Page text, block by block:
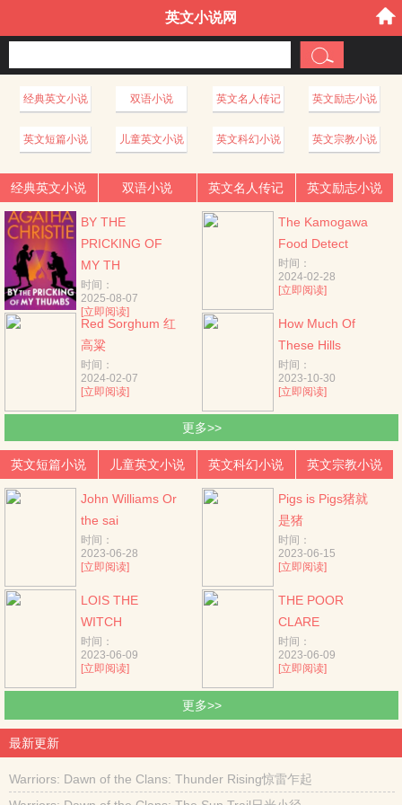
英文小说网
经典英文小说 双语小说 英文名人传记 英文励志小说
英文短篇小说 儿童英文小说 英文科幻小说 英文宗教小说
经典英文小说 双语小说 英文名人传记 英文励志小说
BY THE
PRICKING OF
MY TH
时间：
2025-08-07
[立即阅读]
The Kamogawa
Food Detect
时间：
2024-02-28
[立即阅读]
Red Sorghum 红
高粱
时间：
2024-02-07
[立即阅读]
How Much Of
These Hills
时间：
2023-10-30
[立即阅读]
更多>>
英文短篇小说 儿童英文小说 英文科幻小说 英文宗教小说
John Williams Or
the sai
时间：
2023-06-28
[立即阅读]
Pigs is Pigs猪就
是猪
时间：
2023-06-15
[立即阅读]
LOIS THE
WITCH
时间：
2023-06-09
[立即阅读]
THE POOR
CLARE
时间：
2023-06-09
[立即阅读]
更多>>
最新更新
Warriors: Dawn of the Clans: Thunder Rising惊雷乍起